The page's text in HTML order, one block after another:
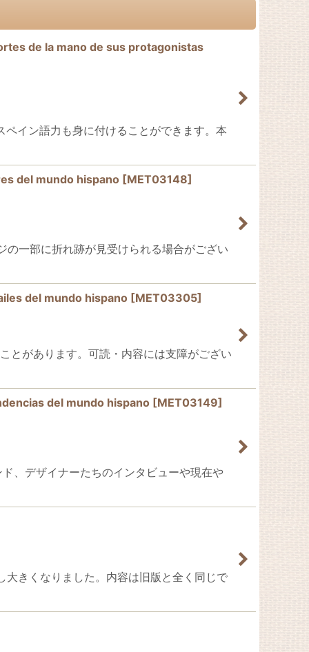
de la mano de sus protagonistas
イン語力も身に付けることができます。本
del mundo hispano [MET03148]
一部に折れ跡が見受けられる場合がござい
del mundo hispano [MET03305]
とがあります。可読・内容には支障がござい
del mundo hispano [MET03149]
、デザイナーたちのインタビューや現在や
きくなりました。内容は旧版と全く同じで